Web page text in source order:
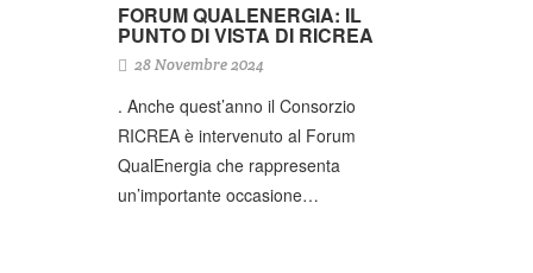
FORUM QUALENERGIA: IL
PUNTO DI VISTA DI RICREA
28 Novembre 2024
. Anche quest’anno il Consorzio
RICREA è intervenuto al Forum
QualEnergia che rappresenta
un’importante occasione…